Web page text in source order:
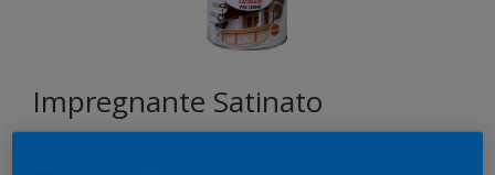
Impregnante Satinato